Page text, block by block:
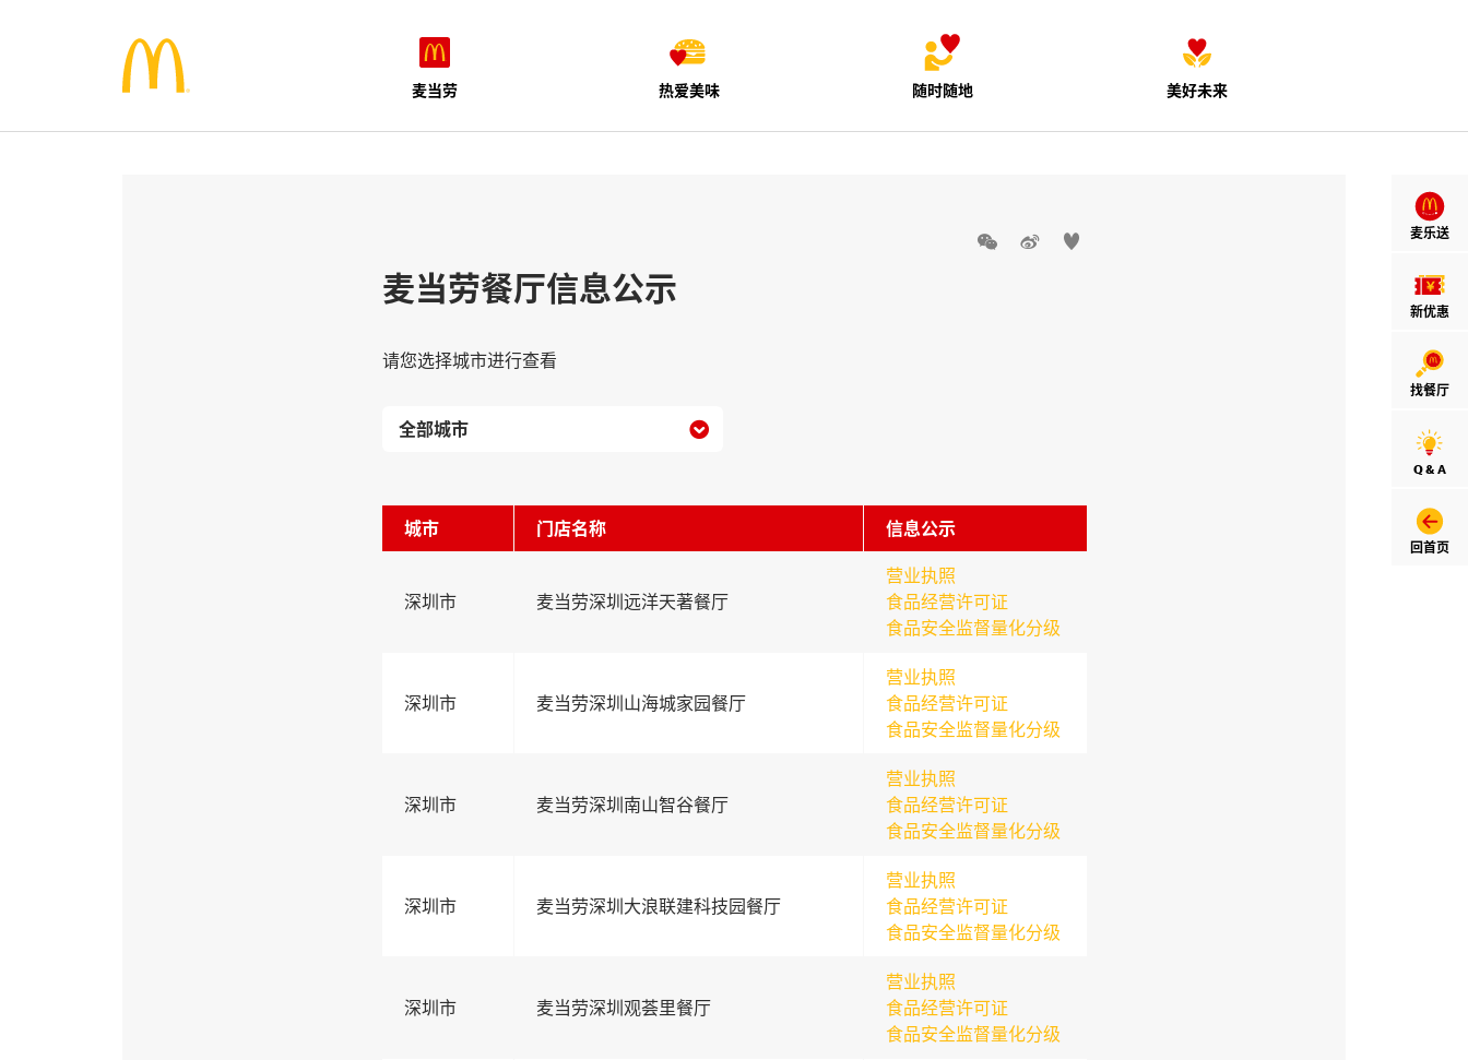
麦当劳 热爱美味 随时随地 美好未来
麦乐送
新优惠
找餐厅
Q & A
回首页
  
麦当劳餐厅信息公示
请您选择城市进行查看

城市 门店名称 信息公示
深圳市 麦当劳深圳远洋天著餐厅
营业执照
食品经营许可证
食品安全监督量化分级
深圳市 麦当劳深圳山海城家园餐厅
营业执照
食品经营许可证
食品安全监督量化分级
深圳市 麦当劳深圳南山智谷餐厅
营业执照
食品经营许可证
食品安全监督量化分级
深圳市 麦当劳深圳大浪联建科技园餐厅
营业执照
食品经营许可证
食品安全监督量化分级
深圳市 麦当劳深圳观荟里餐厅
营业执照
食品经营许可证
食品安全监督量化分级